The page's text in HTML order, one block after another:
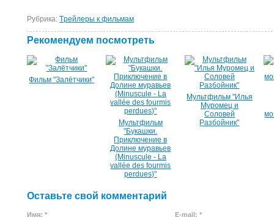
Рубрика: Tрейлеры к фильмам
Рекомендуем посмотреть
Фильм "Залётчики"
Мультфильм
"Букашки.
Приключение в
Долине муравьев
(Minuscule - La
vallée des fourmis
perdues)"
Мультфильм "Илья
Муромец и
Соловей
Разбойник"
Оставьте свой комментарий
Имя: * E-mail: *